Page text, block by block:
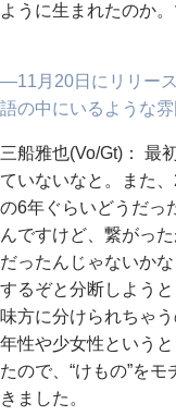
ように生まれたのか
―11月20日にリリー
語の中にいるような
三船雅也(Vo/Gt)： 最
ていないなと。また
の6年ぐらいどうだっ
んですけど、繋がっ
だったんじゃないか
するぞと分断しよう
味方に分けられちゃ
年性や少女性という
たので、“けもの”を
きました。